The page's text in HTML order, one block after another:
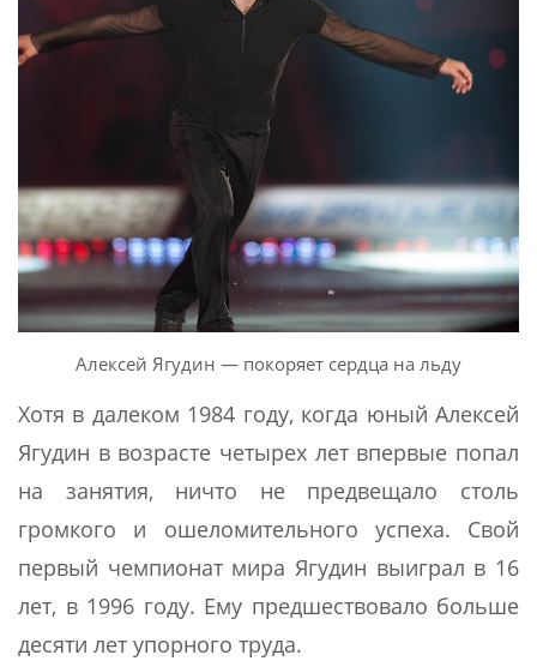
Алексей Ягудин — покоряет сердца на льду
Хотя в далеком 1984 году, когда юный Алексей
Ягудин в возрасте четырех лет впервые попал
на занятия, ничто не предвещало столь
громкого и ошеломительного успеха. Свой
первый чемпионат мира Ягудин выиграл в 16
лет, в 1996 году. Ему предшествовало больше
десяти лет упорного труда.